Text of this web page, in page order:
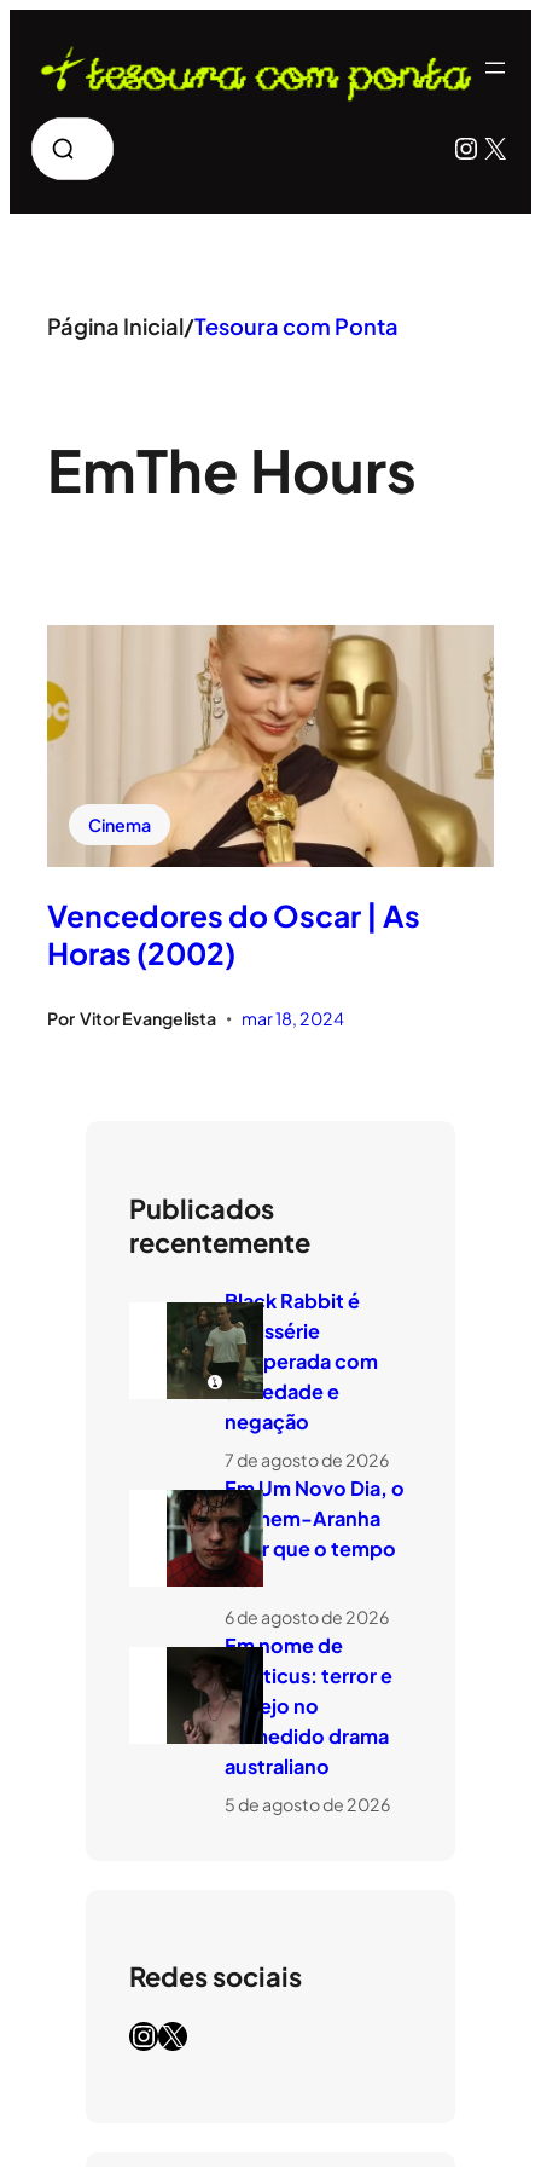
para
conteúdo
Pesquisar X
Página Inicial/Tesoura com Ponta
EmThe Hours
Cinema
Vencedores do Oscar | As
Horas (2002)
Por Vitor Evangelista • mar 18, 2024
Publicados
recentemente
Black Rabbit é
minissérie
temperada com
ansiedade e
negação
7 de agosto de 2026
Em Um Novo Dia, o
Homem-Aranha
quer que o tempo
voe
6 de agosto de 2026
Em nome de
Leviticus: terror e
desejo no
comedido drama
australiano
5 de agosto de 2026
Redes sociais
InstagramX